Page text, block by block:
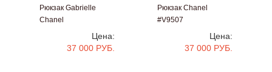
Рюкзак Gabrielle
Chanel
Цена:
37 000 РУБ.
Рюкзак Chanel
#V9507
Цена:
37 000 РУБ.